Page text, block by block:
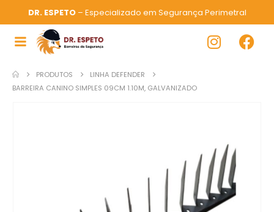
DR. ESPETO– Especializado em Segurança Perimetral
PRODUTOS
LINHA DEFENDER
BARREIRA CANINO SIMPLES 09CM 1.10M, GALVANIZADO